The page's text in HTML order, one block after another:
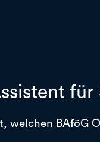
welchen BAföG